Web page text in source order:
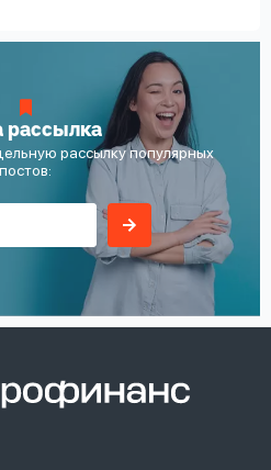
рассылка
рассылку популярных
постов: